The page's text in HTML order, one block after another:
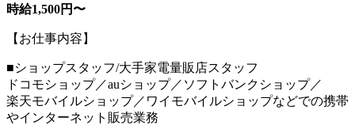
時給1,500円〜
【お仕事内容】
■ショップスタッフ/大手家電量販店スタッフ
ドコモショップ／auショップ／ソフトバンクショップ／
楽天モバイルショップ／ワイモバイルショップなどでの携帯
やインターネット販売業務